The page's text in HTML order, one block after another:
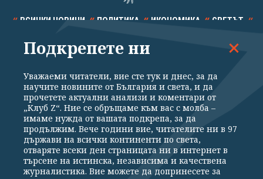
ВСИЧКИ НОВИНИ ПОЛИТИКА ИКОНОМИКА СВЕТЪТ
СПОРТ КУЛТУРА ТЕХНОЛОГИИ КАЛЕЙДОСКОП
Общи условия
Политика за поверителност
Реклама
Партньори Контакти
За Клуб Z
Екип
Подкрепете ни
Подкрепете ни
Уважаеми читатели, вие сте тук и днес, за да
научите новините от България и света, и да
прочетете актуални анализи и коментари от
„Клуб Z“. Ние се обръщаме към вас с молба –
имаме нужда от вашата подкрепа, за да
продължим. Вече години вие, читателите ни в 97
държави на всички континенти по света,
отваряте всеки ден страницата ни в интернет в
търсене на истинска, независима и качествена
журналистика. Вие можете да допринесете за